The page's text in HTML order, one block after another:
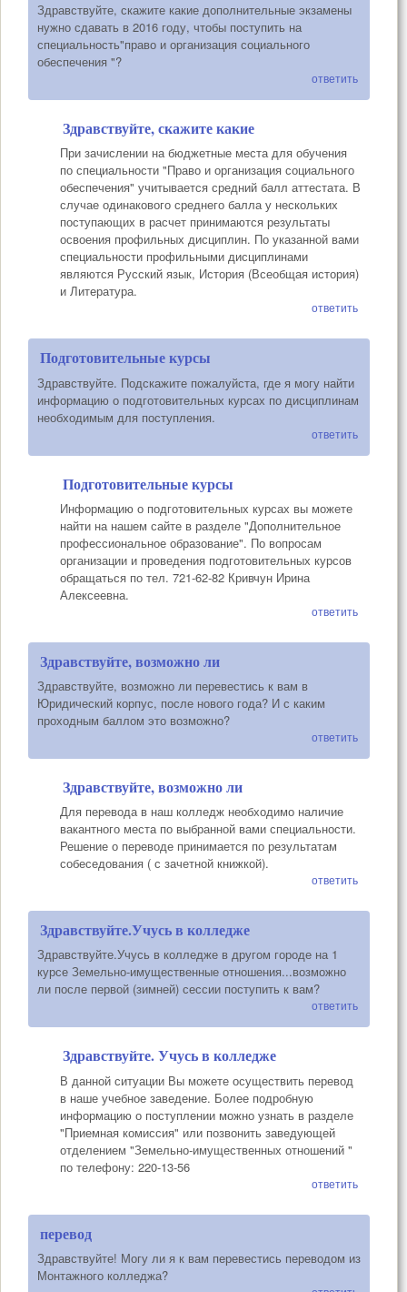
Здравствуйте, скажите какие дополнительные экзамены
нужно сдавать в 2016 году, чтобы поступить на
специальность"право и организация социального
обеспечения "?
ответить
Здравствуйте, скажите какие
При зачислении на бюджетные места для обучения
по специальности "Право и организация социального
обеспечения" учитывается средний балл аттестата. В
случае одинакового среднего балла у нескольких
поступающих в расчет принимаются результаты
освоения профильных дисциплин. По указанной вами
специальности профильными дисциплинами
являются Русский язык, История (Всеобщая история)
и Литература.
ответить
Подготовительные курсы
Здравствуйте. Подскажите пожалуйста, где я могу найти
информацию о подготовительных курсах по дисциплинам
необходимым для поступления.
ответить
Подготовительные курсы
Информацию о подготовительных курсах вы можете
найти на нашем сайте в разделе "Дополнительное
профессиональное образование". По вопросам
организации и проведения подготовительных курсов
обращаться по тел. 721-62-82 Кривчун Ирина
Алексеевна.
ответить
Здравствуйте, возможно ли
Здравствуйте, возможно ли перевестись к вам в
Юридический корпус, после нового года? И с каким
проходным баллом это возможно?
ответить
Здравствуйте, возможно ли
Для перевода в наш колледж необходимо наличие
вакантного места по выбранной вами специальности.
Решение о переводе принимается по результатам
собеседования ( с зачетной книжкой).
ответить
Здравствуйте.Учусь в колледже
Здравствуйте.Учусь в колледже в другом городе на 1
курсе Земельно-имущественные отношения...возможно
ли после первой (зимней) сессии поступить к вам?
ответить
Здравствуйте. Учусь в колледже
В данной ситуации Вы можете осуществить перевод
в наше учебное заведение. Более подробную
информацию о поступлении можно узнать в разделе
"Приемная комиссия" или позвонить заведующей
отделением "Земельно-имущественных отношений "
по телефону: 220-13-56
ответить
перевод
Здравствуйте! Могу ли я к вам перевестись переводом из
Монтажного колледжа?